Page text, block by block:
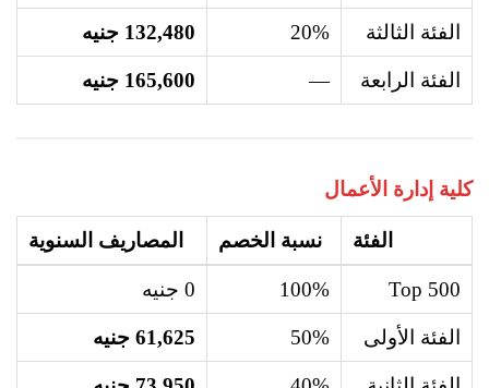
الفئة الثالثة 20% 132,480 جنيه
الفئة الرابعة — 165,600 جنيه
كلية إدارة الأعمال
الفئة نسبة الخصم المصاريف السنوية
Top 500
100% 0 جنيه
الفئة الأولى 50% 61,625 جنيه